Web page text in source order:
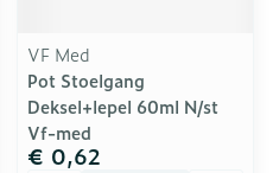
VF Med
Pot Stoelgang
Deksel+lepel 60ml N/st
Vf-med
€ 0,62